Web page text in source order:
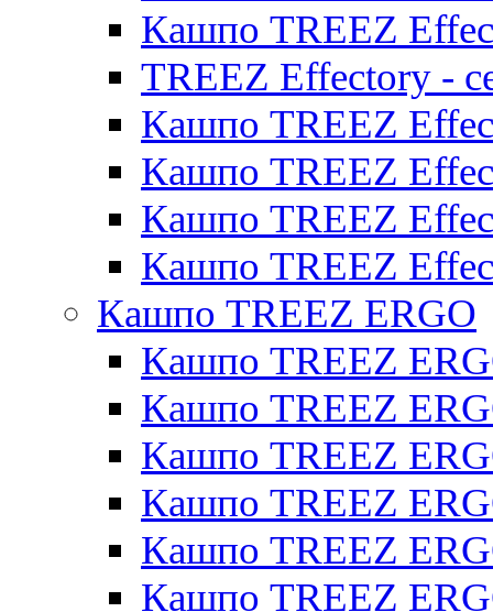
Кашпо TREEZ
TREEZ Effectory -
Кашпо TREEZ
Кашпо TREEZ
Кашпо TREEZ
Кашпо TREEZ
Кашпо TREEZ ERGO
Кашпо TREEZ
Кашпо TREEZ
Кашпо TREEZ
Кашпо TREEZ
Кашпо TREEZ
Кашпо TREEZ